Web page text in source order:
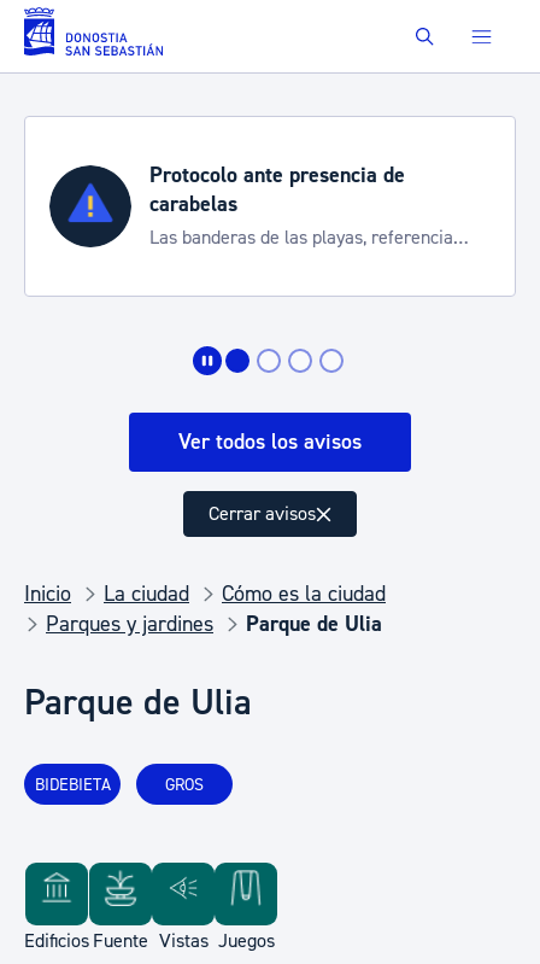
Saltar al contenido principal Buscar
Protocolo ante presencia de
carabelas
Las banderas de las playas, referencia
Ver todos los avisos
Cerrar avisos
Inicio La ciudad
Cómo es la ciudad
Parques y jardines
Parque de Ulia
Parque de Ulia
BIDEBIETA GROS
Edificios Fuente Vistas Juegos